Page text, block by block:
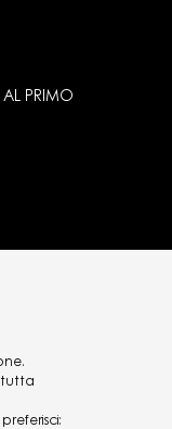
AL PRIMO
tutta